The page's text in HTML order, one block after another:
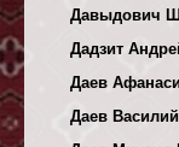
Давыдович
Дадзит
Даев
Даев